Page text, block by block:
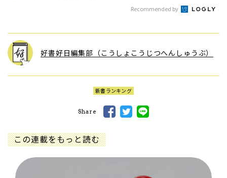
Recommended by
好書好日編集部（こうしょこうじつへんしゅうぶ）
新書ランキング
Share
この連載をもっと読む